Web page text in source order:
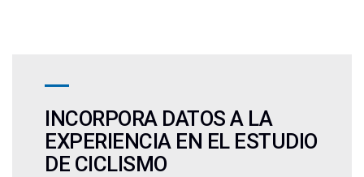
INCORPORA DATOS A LA
EXPERIENCIA EN EL ESTUDIO
DE CICLISMO